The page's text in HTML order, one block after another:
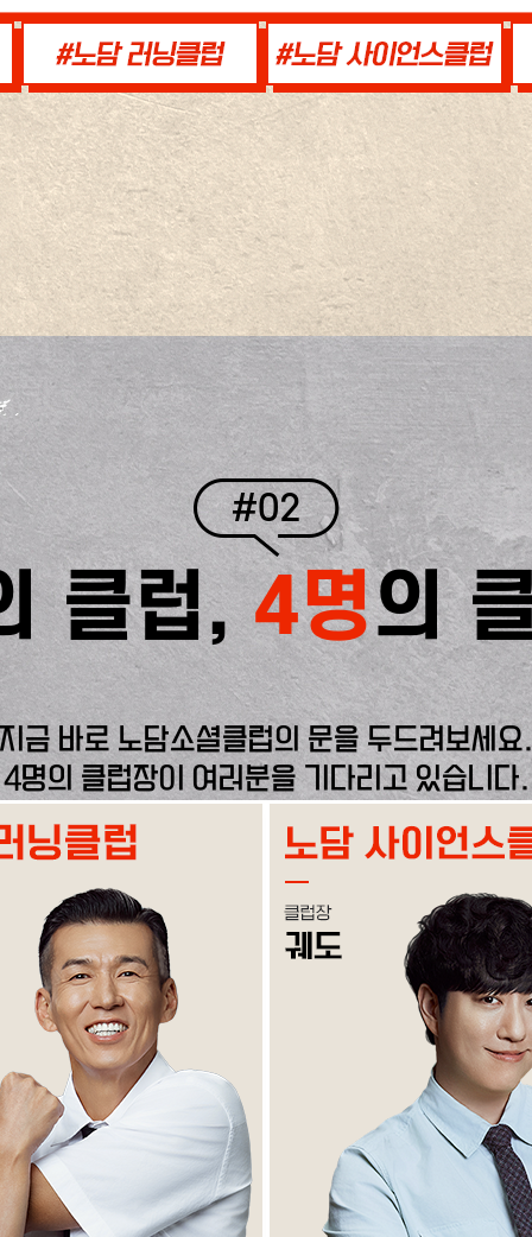
#02
클럽,4명의
지금 바로 노담소셜클럽의 문을 두드려보세요.
4명의 클럽장이 여러분을 기다리고 있습니다.